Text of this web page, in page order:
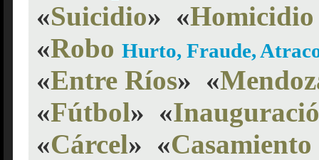
«Suicidio» «Homicidio
«Robo Hurto, Fraude,
«Entre Ríos» «
«Fútbol» «
«Cárcel» «Casamiento